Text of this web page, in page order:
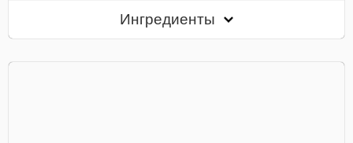
Ингредиенты